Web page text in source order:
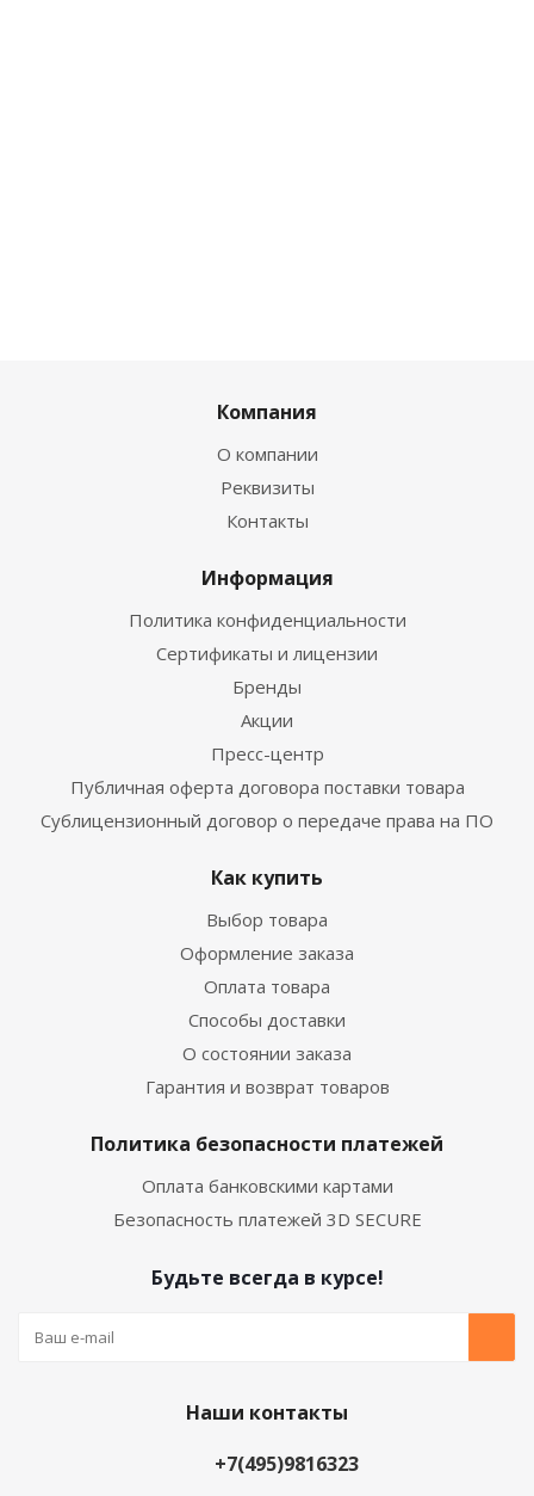
Компания
О компании
Реквизиты
Контакты
Информация
Политика конфиденциальности
Сертификаты и лицензии
Бренды
Акции
Пресс-центр
Публичная оферта договора поставки товара
Сублицензионный договор о передаче права на ПО
Как купить
Выбор товара
Оформление заказа
Оплата товара
Способы доставки
О состоянии заказа
Гарантия и возврат товаров
Политика безопасности платежей
Оплата банковскими картами
Безопасность платежей 3D SECURE
Будьте всегда в курсе!
Наши контакты
+7(495)9816323